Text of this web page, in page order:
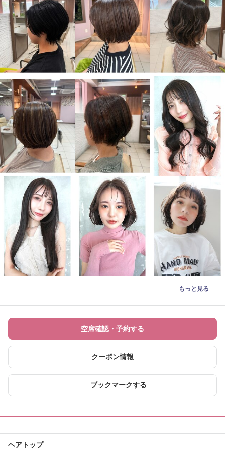
もっと見る
空席確認・予約する
クーポン情報
ブックマークする
ヘアトップ